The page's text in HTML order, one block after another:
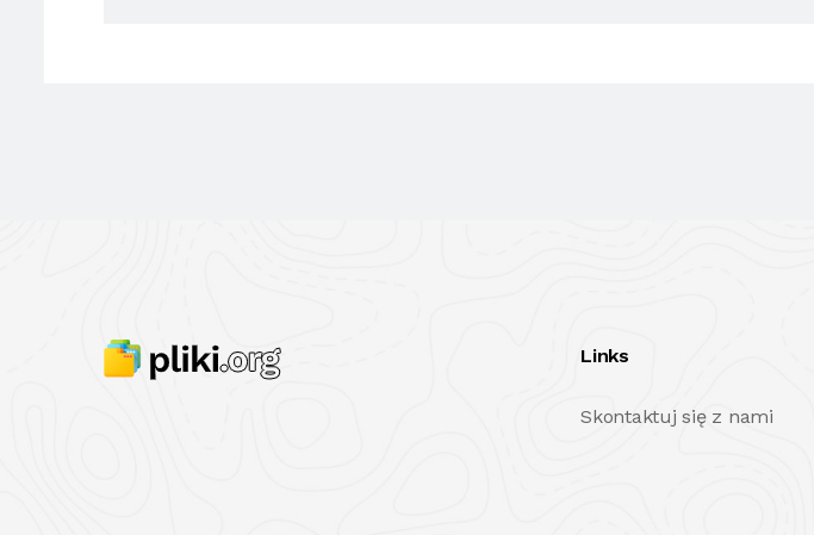
Links
Skontaktuj się z nami